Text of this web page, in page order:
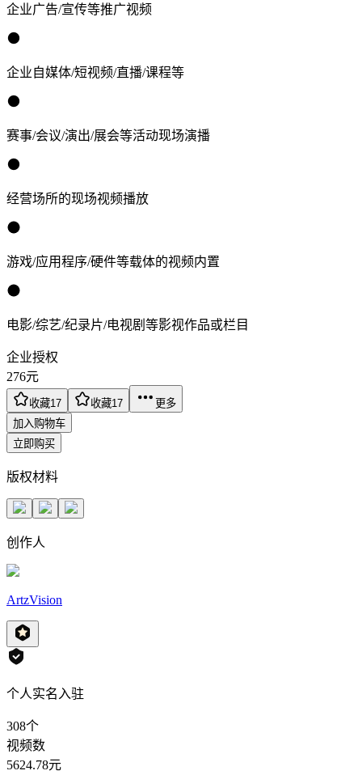
企业广告/宣传等推广视频
企业自媒体/短视频/直播/课程等
赛事/会议/演出/展会等活动现场演播
经营场所的现场视频播放
游戏/应用程序/硬件等载体的视频内置
电影/综艺/纪录片/电视剧等影视作品或栏目
企业授权
276元
收藏17 收藏17
更多
加入购物车
立即购买
版权材料
创作人
ArtzVision
个人实名入驻
308个
视频数
5624.78元